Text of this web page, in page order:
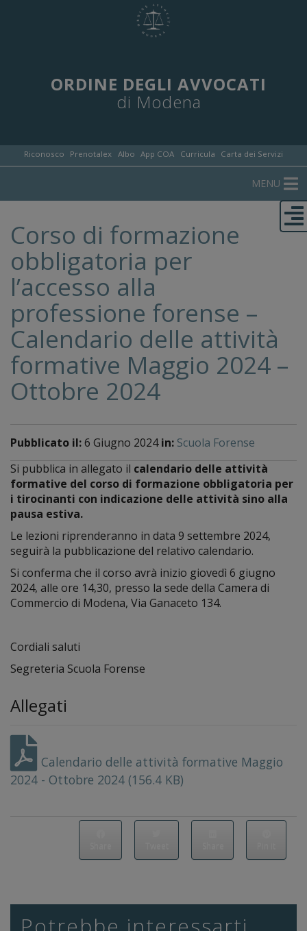
ORDINE DEGLI AVVOCATI
di Modena
Riconosco Prenotalex Albo App COA Curricula Carta dei Servizi
MENU
Corso di formazione
obbligatoria per
l’accesso alla
professione forense –
Calendario delle attività
formative Maggio 2024 –
Ottobre 2024
Pubblicato il:6 Giugno 2024in: Scuola Forense
Si pubblica in allegato il calendario delle attività
formative del corso di formazione obbligatoria per
i tirocinanti con indicazione delle attività sino alla
pausa estiva.
Le lezioni riprenderanno in data 9 settembre 2024,
seguirà la pubblicazione del relativo calendario.
Si conferma che il corso avrà inizio giovedì 6 giugno
2024, alle ore 14,30, presso la sede della Camera di
Commercio di Modena, Via Ganaceto 134.
Cordiali saluti
Segreteria Scuola Forense
Allegati
Calendario delle attività formative Maggio
2024 - Ottobre 2024 (156.4 KB)